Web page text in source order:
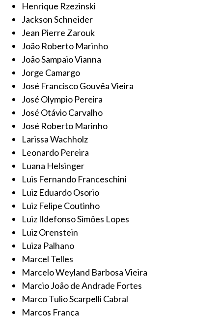
Henrique Rzezinski
Jackson Schneider
Jean Pierre Zarouk
João Roberto Marinho
João Sampaio Vianna
Jorge Camargo
José Francisco Gouvêa Vieira
José Olympio Pereira
José Otávio Carvalho
José Roberto Marinho
Larissa Wachholz
Leonardo Pereira
Luana Helsinger
Luis Fernando Franceschini
Luiz Eduardo Osorio
Luiz Felipe Coutinho
Luiz Ildefonso Simões Lopes
Luiz Orenstein
Luiza Palhano
Marcel Telles
Marcelo Weyland Barbosa Vieira
Marcio João de Andrade Fortes
Marco Tulio Scarpelli Cabral
Marcos França